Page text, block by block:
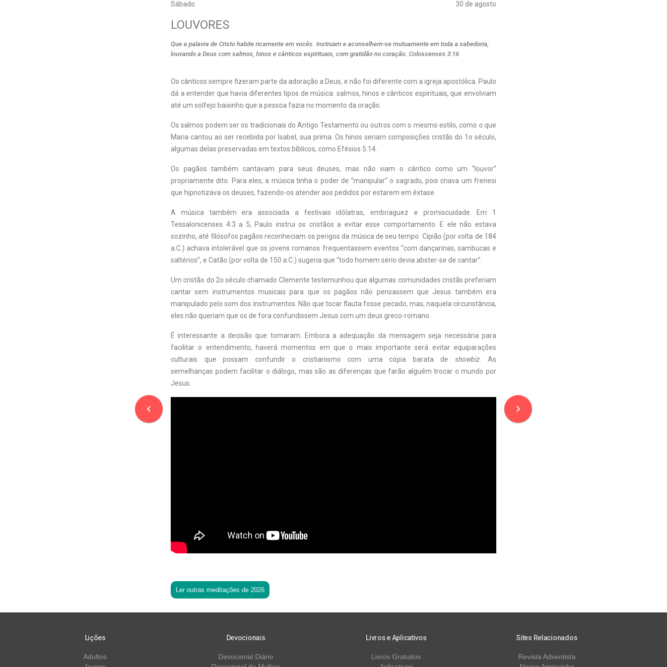
Sábado 30 de agosto
navigate_before
LOUVORES
Que a palavra de Cristo habite ricamente em vocês. Instruam e aconselhem-se mutuamente em toda a sabedoria,
louvando a Deus com salmos, hinos e cânticos espirituais, com gratidão no coração. Colossenses 3:16
Os cânticos sempre fizeram parte da adoração a Deus, e não foi diferente com a igreja apostólica. Paulo
dá a entender que havia diferentes tipos de música: salmos, hinos e cânticos espirituais, que envolviam
até um solfejo baixinho que a pessoa fazia no momento da oração.
Os salmos podem ser os tradicionais do Antigo Testamento ou outros com o mesmo estilo, como o que
Maria cantou ao ser recebida por Isabel, sua prima. Os hinos seriam composições cristãs do 1o século,
algumas delas preservadas em textos bíblicos, como Efésios 5:14.
Os pagãos também cantavam para seus deuses, mas não viam o cântico como um “louvor”
propriamente dito. Para eles, a música tinha o poder de “manipular” o sagrado, pois criava um frenesi
que hipnotizava os deuses, fazendo-os atender aos pedidos por estarem em êxtase.
A música também era associada a festivais idólatras, embriaguez e promiscuidade. Em 1
Tessalonicenses 4:3 a 5, Paulo instrui os cristãos a evitar esse comportamento. E ele não estava
sozinho, até filósofos pagãos reconheciam os perigos da música de seu tempo. Cipião (por volta de 184
a.C.) achava intolerável que os jovens romanos frequentassem eventos “com dançarinas, sambucas e
saltérios”, e Catão (por volta de 150 a.C.) sugeria que “todo homem sério devia abster-se de cantar”.
Um cristão do 2o século chamado Clemente testemunhou que algumas comunidades cristãs preferiam
cantar sem instrumentos musicais para que os pagãos não pensassem que Jesus também era
manipulado pelo som dos instrumentos. Não que tocar flauta fosse pecado, mas, naquela circunstância,
eles não queriam que os de fora confundissem Jesus com um deus greco-romano.
É interessante a decisão que tomaram. Embora a adequação da mensagem seja necessária para
facilitar o entendimento, haverá momentos em que o mais importante será evitar equiparações
culturais que possam confundir o cristianismo com uma cópia barata de showbiz. As
semelhanças podem facilitar o diálogo, mas são as diferenças que farão alguém trocar o mundo por
Jesus.
Ler outras meditações de 2026
navigate_next
Lições
Adultos
Devocionais
Devocional Diário
Livros e Aplicativos
Livros Gratuitos
Sites Relacionados
Revista Adventista